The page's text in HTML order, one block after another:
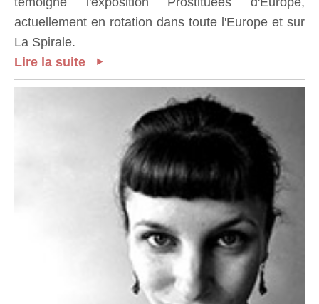
actuellement en rotation dans toute l'Europe et sur
La Spirale.
Lire la suite